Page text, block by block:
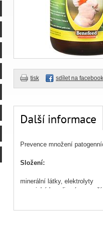
tisk sdílet na
Další informace
Prevence množení
Složení:
minerální látky, elektrolyty
organické kyseliny